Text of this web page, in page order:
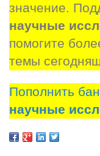
значение.
научные
помогите
темы
Пополнить
научные